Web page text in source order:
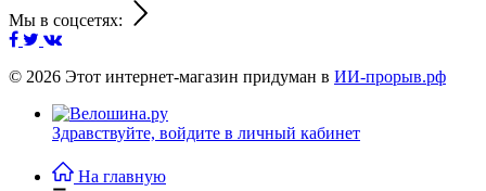
Мы в соцсетях:
© 2026 Этот интернет-магазин придуман в ИИ-прорыв.рф
Здравствуйте, войдите в личный кабинет
На главную